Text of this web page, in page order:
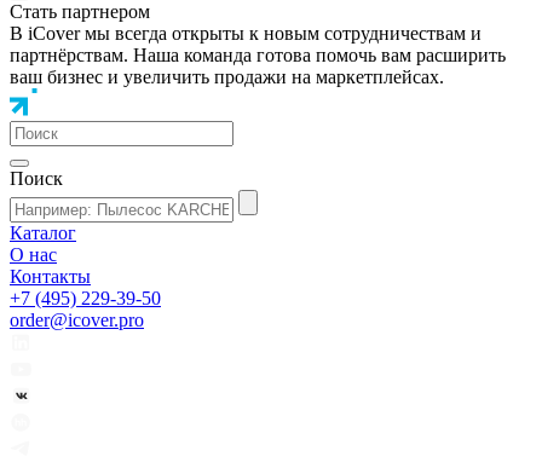
Стать партнером
В iCover мы всегда открыты к новым сотрудничествам и
партнёрствам. Наша команда готова помочь вам расширить
ваш бизнес и увеличить продажи на маркетплейсах.
Поиск
Каталог
О нас
Контакты
+7 (495) 229-39-50
order@icover.pro